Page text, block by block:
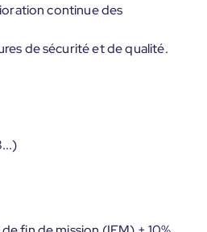
continue des
de sécurité et de qualité.